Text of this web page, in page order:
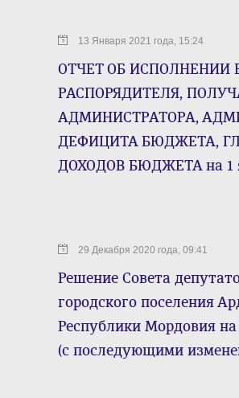
13 Января 2021 года, 15:24
ОТЧЕТ ОБ ИСПОЛНЕНИИ
РАСПОРЯДИТЕЛЯ,
АДМИНИСТРАТОРА,
ДЕФИЦИТА БЮДЖЕТА,
ДОХОДОВ БЮДЖЕТА на 1
29 Декабря 2020 года, 09:41
Решение Совета
городского поселения
Республики Мордовия
(с последующими